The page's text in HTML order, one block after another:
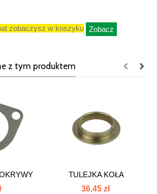
zobaczysz w koszyku Zobacz
z tym produktem
TULEJKA KOŁA
ROZRZĄDU...
36,45 zł